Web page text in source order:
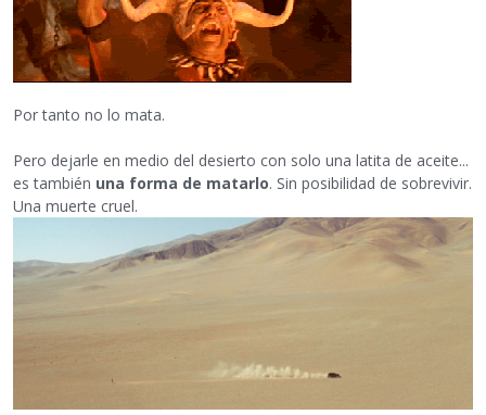
Por tanto no lo mata.
Pero dejarle en medio del desierto con solo una latita de aceite...
es también una forma de matarlo. Sin posibilidad de sobrevivir.
Una muerte cruel.